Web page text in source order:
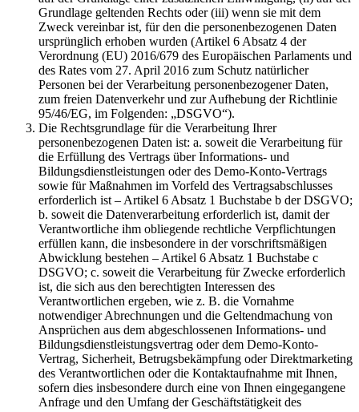
Grundlage geltenden Rechts oder (iii) wenn sie mit dem
Zweck vereinbar ist, für den die personenbezogenen Daten
ursprünglich erhoben wurden (Artikel 6 Absatz 4 der
Verordnung (EU) 2016/679 des Europäischen Parlaments und
des Rates vom 27. April 2016 zum Schutz natürlicher
Personen bei der Verarbeitung personenbezogener Daten,
zum freien Datenverkehr und zur Aufhebung der Richtlinie
95/46/EG, im Folgenden: „DSGVO“).
Die Rechtsgrundlage für die Verarbeitung Ihrer
personenbezogenen Daten ist: a. soweit die Verarbeitung für
die Erfüllung des Vertrags über Informations- und
Bildungsdienstleistungen oder des Demo-Konto-Vertrags
sowie für Maßnahmen im Vorfeld des Vertragsabschlusses
erforderlich ist – Artikel 6 Absatz 1 Buchstabe b der DSGVO;
b. soweit die Datenverarbeitung erforderlich ist, damit der
Verantwortliche ihm obliegende rechtliche Verpflichtungen
erfüllen kann, die insbesondere in der vorschriftsmäßigen
Abwicklung bestehen – Artikel 6 Absatz 1 Buchstabe c
DSGVO; c. soweit die Verarbeitung für Zwecke erforderlich
ist, die sich aus den berechtigten Interessen des
Verantwortlichen ergeben, wie z. B. die Vornahme
notwendiger Abrechnungen und die Geltendmachung von
Ansprüchen aus dem abgeschlossenen Informations- und
Bildungsdienstleistungsvertrag oder dem Demo-Konto-
Vertrag, Sicherheit, Betrugsbekämpfung oder Direktmarketing
des Verantwortlichen oder die Kontaktaufnahme mit Ihnen,
sofern dies insbesondere durch eine von Ihnen eingegangene
Anfrage und den Umfang der Geschäftstätigkeit des